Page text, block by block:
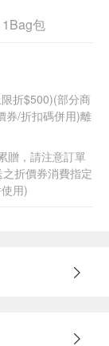
包
折$500)(部分商
券/折扣碼併用)離
贈，請注意訂單
折價券消費指定
用)